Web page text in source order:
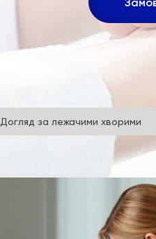
Догляд за лежачими хворими